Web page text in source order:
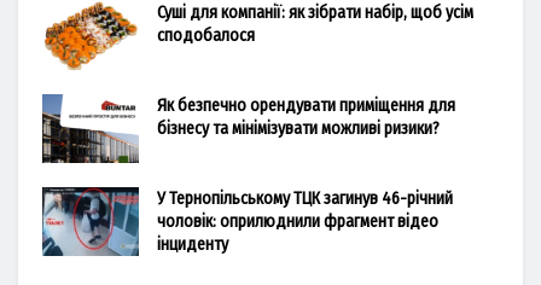
Суші для компанії: як зібрати набір, щоб усім
сподобалося
Як безпечно орендувати приміщення для
бізнесу та мінімізувати можливі ризики?
У Тернопільському ТЦК загинув 46-річний
чоловік: оприлюднили фрагмент відео
інциденту